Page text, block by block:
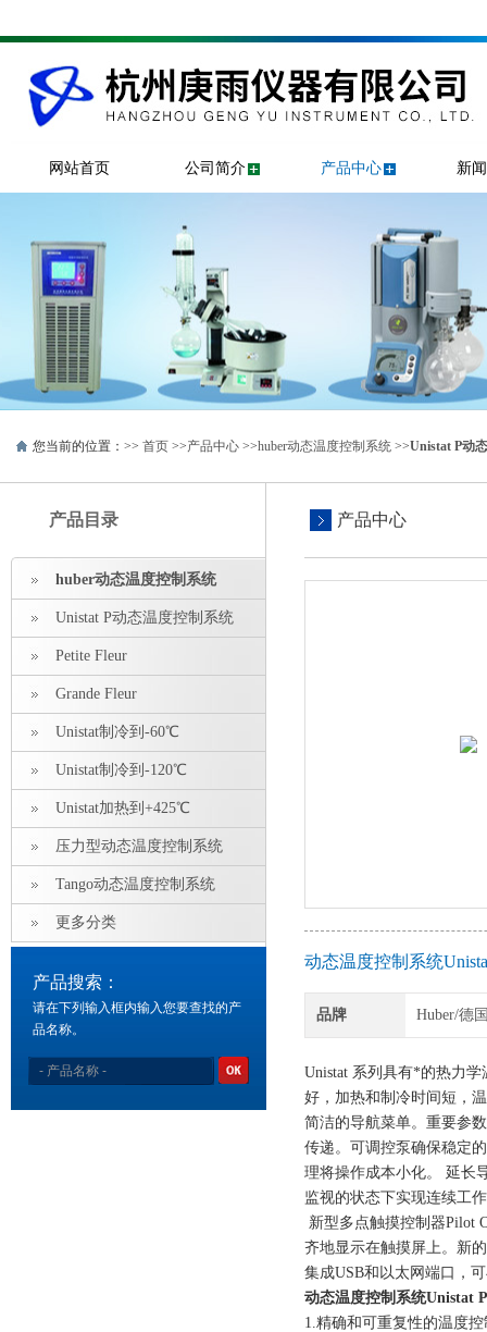
网站首页 公司简介 产品中心 新
您当前的位置：>> 首页 >>产品中心 >>huber动态温度控制系统 >>Unistat P动
产品目录
huber动态温度控制系统
Unistat P动态温度控制系统
Petite Fleur
Grande Fleur
Unistat制冷到-60℃
Unistat制冷到-120℃
Unistat加热到+425℃
压力型动态温度控制系统
Tango动态温度控制系统
更多分类
产品搜索：
请在下列输入框内输入您要查找的产
品名称。
产品中心
动态温度控制系统
品牌 Huber/德
Unistat 系列具有*的热力
好，加热和制冷时间短，
简洁的导航菜单。重要参
传递。可调控泵确保稳定
理将操作成本小化。 延长
监视的状态下实现连续工
新型多点触摸控制器Pilot
齐地显示在触摸屏上。新
集成USB和以太网端口，
动态温度控制系统Unistat
1.精确和可重复性的温度